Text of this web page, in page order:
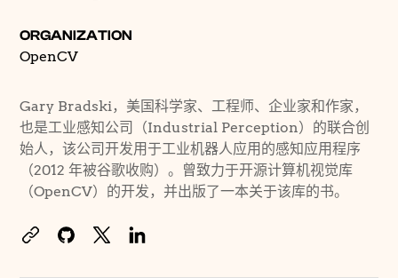
ORGANIZATION
OpenCV
Gary Bradski，美国科学家、工程师、企业家和作家，
也是工业感知公司（Industrial Perception）的联合创
始人，该公司开发用于工业机器人应用的感知应用程序
（2012 年被谷歌收购）。曾致力于开源计算机视觉库
（OpenCV）的开发，并出版了一本关于该库的书。